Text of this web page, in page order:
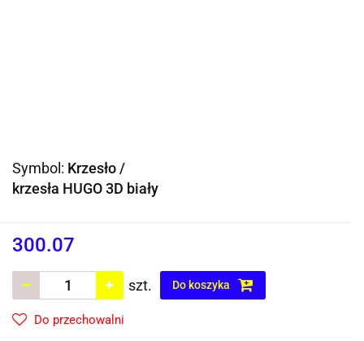
Symbol: Krzesło /
krzesła HUGO 3D biały
300.07
szt. Do koszyka
Do przechowalni